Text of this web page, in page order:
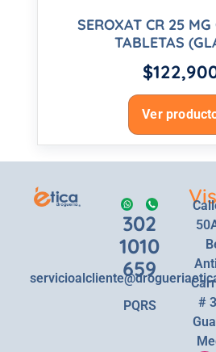
SEROXAT CR 25
TABLETAS
$
Ver
302
1010
659
PQRS
#